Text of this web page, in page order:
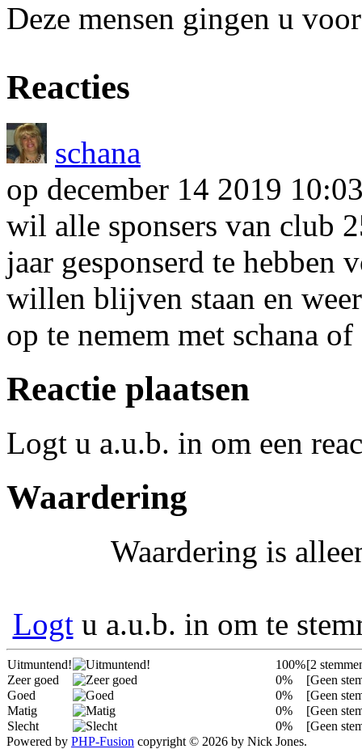
Deze mensen gingen u
Reacties
schana
op december 14 2019
wil alle sponsers van club
jaar gesponserd te hebben
willen blijven staan en
op te nemem met schana
Reactie plaatsen
Logt u a.u.b. in om een
Waardering
Waardering is
Logtu a.u.b. in om te
Uitmuntend! 100%[2
Zeer goed
0%
[Geen
Goed
0%
[Geen
Matig
0%
[Geen
Slecht
0%
[Geen
Powered by PHP-Fusion copyright © 2026 by Nick Jones.